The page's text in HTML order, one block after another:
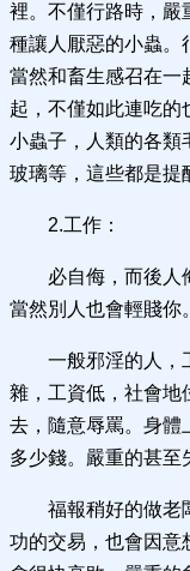
裡。不僅行路時，嚴
種讓人厭惡的小蟲。
當然和畜生感召在一
起，不僅如此連吃的
小蟲子，人類的各類
玻璃等，這些都是提
2.工作：
必自侮，而後人
當然別人也會輕賤你。
一般邪淫的人，
雜，工資低，社會地
去，隨意辱罵。身體
多少錢。嚴重的甚至
福報稍好的做老
功的交易，也會因意